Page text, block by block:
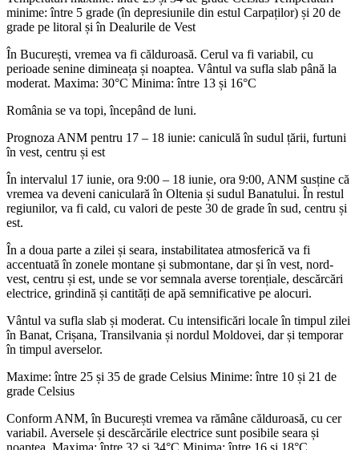
minime: între 5 grade (în depresiunile din estul Carpaților) și 20 de
grade pe litoral și în Dealurile de Vest
În București, vremea va fi călduroasă. Cerul va fi variabil, cu
perioade senine dimineața și noaptea. Vântul va sufla slab până la
moderat. Maxima: 30°C Minima: între 13 și 16°C
România se va topi, începând de luni.
Prognoza ANM pentru 17 – 18 iunie: caniculă în sudul țării, furtuni
în vest, centru și est
În intervalul 17 iunie, ora 9:00 – 18 iunie, ora 9:00, ANM susține că
vremea va deveni caniculară în Oltenia și sudul Banatului. În restul
regiunilor, va fi cald, cu valori de peste 30 de grade în sud, centru și
est.
În a doua parte a zilei și seara, instabilitatea atmosferică va fi
accentuată în zonele montane și submontane, dar și în vest, nord-
vest, centru și est, unde se vor semnala averse torențiale, descărcări
electrice, grindină și cantități de apă semnificative pe alocuri.
Vântul va sufla slab și moderat. Cu intensificări locale în timpul zilei
în Banat, Crișana, Transilvania și nordul Moldovei, dar și temporar
în timpul averselor.
Maxime: între 25 și 35 de grade Celsius Minime: între 10 și 21 de
grade Celsius
Conform ANM, în București vremea va rămâne călduroasă, cu cer
variabil. Aversele și descărcările electrice sunt posibile seara și
noaptea. Maxima: între 32 și 34°C Minima: între 16 și 18°C